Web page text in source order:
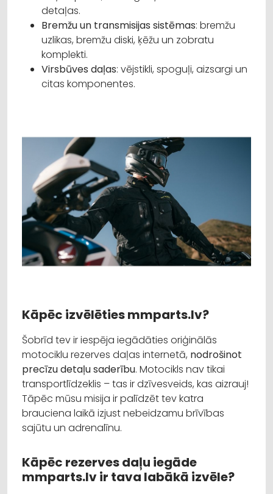
detaļas.
Bremžu un transmisijas sistēmas: bremžu
uzlikas, bremžu diski, ķēžu un zobratu
komplekti.
Virsbūves daļas: vējstikli, spoguļi, aizsargi un
citas komponentes.
Kāpēc izvēlēties mmparts.lv?
Šobrīd tev ir iespēja iegādāties oriģinālās
motociklu rezerves daļas internetā, nodrošinot
precīzu detaļu saderību. Motocikls nav tikai
transportlīdzeklis – tas ir dzīvesveids, kas aizrauj!
Tāpēc mūsu misija ir palīdzēt tev katra
brauciena laikā izjust nebeidzamu brīvības
sajūtu un adrenalīnu.
Kāpēc rezerves daļu iegāde
mmparts.lv ir tava labākā izvēle?